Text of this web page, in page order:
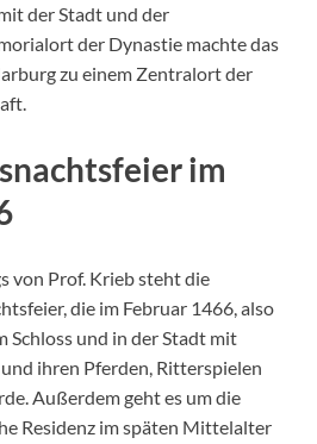
der Stadt und der
der Dynastie machte das
zu einem Zentralort der
im
von Prof. Krieb steht die
die im Februar 1466, also
Schloss und in der Stadt mit
ihren Pferden, Ritterspielen
Außerdem geht es um die
Residenz im späten Mittelalter